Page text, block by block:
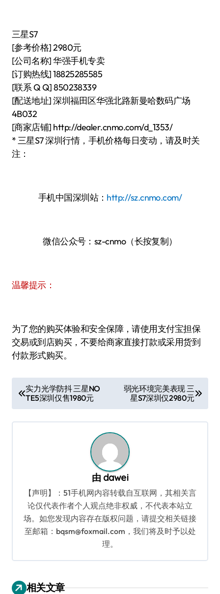
三星S7
[参考价格] 2980元
[公司名称] 华强手机专卖
[订购热线] 18825285585
[联系 Q Q] 850238339
[配送地址] 深圳福田区华强北路新曼哈数码广场
4B032
[商家店铺] http://dealer.cnmo.com/d_1353/
* 三星S7 深圳行情，手机价格每日变动，请及时关
注：
手机中国深圳站： http://sz.cnmo.com/
微信公众号：sz-cnmo（长按复制）
温馨提示：
为了您的购买体验和安全保障，请使用支付宝担保
交易或到店购买，不要给商家直接打款或采用货到
付款形式购买。
章
导
实力光学防抖 三星NO
TE5深圳仅售1980元
弱光环境完美表现 三
星S7深圳仅2980元
由 dawei
【声明】：51手机网内容转载自互联网，其相关言
论仅代表作者个人观点绝非权威，不代表本站立
场。如您发现内容存在版权问题，请提交相关链接
至邮箱：bqsm@foxmail.com，我们将及时予以处
理。
相关文章